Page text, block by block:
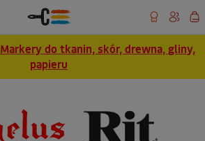
Markery do tkanin, skór, drewna, gliny,
papieru